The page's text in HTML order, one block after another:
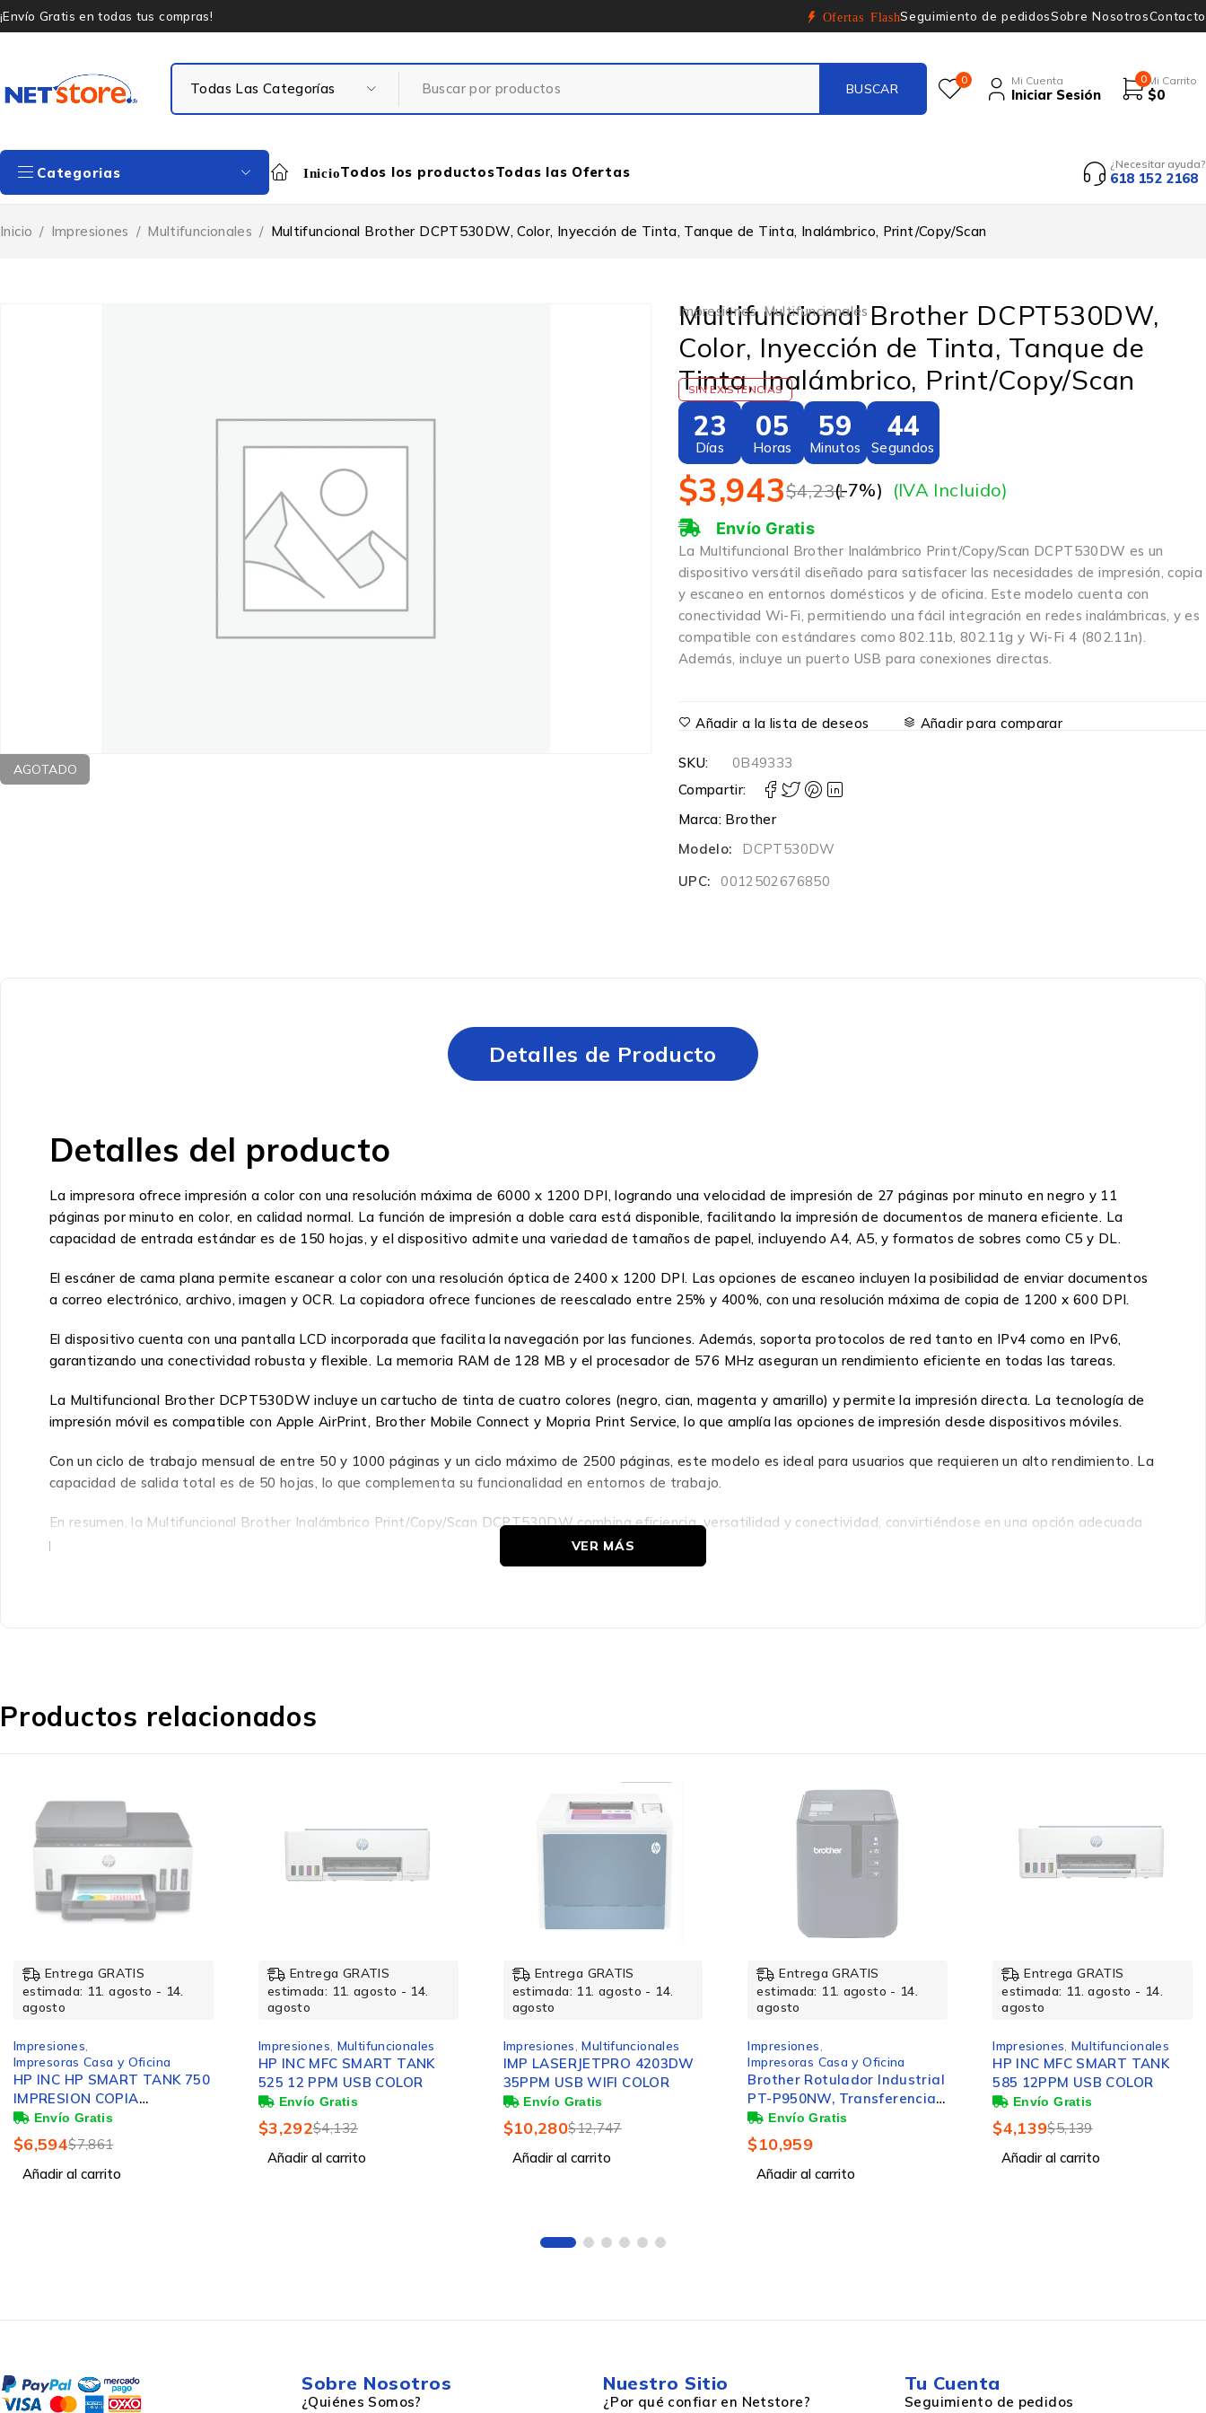
¡Envío Gratis en todas tus compras! Ofertas FlashSeguimiento de pedidosSobre NosotrosContacto
0 Mi Cuenta
Iniciar Sesión
0 Mi Carrito
$0
Categorias InicioTodos los productosTodas las Ofertas ¿Necesitar ayuda?
618 152 2168
Inicio / Impresiones / Multifuncionales / Multifuncional Brother DCPT530DW, Color, Inyección de Tinta, Tanque de Tinta, Inalámbrico, Print/Copy/Scan
AGOTADO
Impresiones, Multifuncionales
Multifuncional Brother DCPT530DW,
Color, Inyección de Tinta, Tanque de
Tinta, Inalámbrico, Print/Copy/Scan
SIN EXISTENCIAS
23
Días
05
Horas
59
Minutos
43
Segundos
$4,231
$3,943 (-7%) (IVA Incluido)
Envío Gratis
La Multifuncional Brother Inalámbrico Print/Copy/Scan DCPT530DW es un
dispositivo versátil diseñado para satisfacer las necesidades de impresión, copia
y escaneo en entornos domésticos y de oficina. Este modelo cuenta con
conectividad Wi-Fi, permitiendo una fácil integración en redes inalámbricas, y es
compatible con estándares como 802.11b, 802.11g y Wi-Fi 4 (802.11n).
Además, incluye un puerto USB para conexiones directas.
Añadir a la lista de deseos Añadir para comparar
SKU:
0B49333
Compartir:
Marca: Brother
Modelo:
DCPT530DW
UPC:
0012502676850
Detalles de Producto
Detalles del producto
La impresora ofrece impresión a color con una resolución máxima de 6000 x 1200 DPI, logrando una velocidad de impresión de 27 páginas por minuto en negro y 11
páginas por minuto en color, en calidad normal. La función de impresión a doble cara está disponible, facilitando la impresión de documentos de manera eficiente. La
capacidad de entrada estándar es de 150 hojas, y el dispositivo admite una variedad de tamaños de papel, incluyendo A4, A5, y formatos de sobres como C5 y DL.
El escáner de cama plana permite escanear a color con una resolución óptica de 2400 x 1200 DPI. Las opciones de escaneo incluyen la posibilidad de enviar documentos
a correo electrónico, archivo, imagen y OCR. La copiadora ofrece funciones de reescalado entre 25% y 400%, con una resolución máxima de copia de 1200 x 600 DPI.
El dispositivo cuenta con una pantalla LCD incorporada que facilita la navegación por las funciones. Además, soporta protocolos de red tanto en IPv4 como en IPv6,
garantizando una conectividad robusta y flexible. La memoria RAM de 128 MB y el procesador de 576 MHz aseguran un rendimiento eficiente en todas las tareas.
La Multifuncional Brother DCPT530DW incluye un cartucho de tinta de cuatro colores (negro, cian, magenta y amarillo) y permite la impresión directa. La tecnología de
impresión móvil es compatible con Apple AirPrint, Brother Mobile Connect y Mopria Print Service, lo que amplía las opciones de impresión desde dispositivos móviles.
Con un ciclo de trabajo mensual de entre 50 y 1000 páginas y un ciclo máximo de 2500 páginas, este modelo es ideal para usuarios que requieren un alto rendimiento. La
capacidad de salida total es de 50 hojas, lo que complementa su funcionalidad en entornos de trabajo.
En resumen, la Multifuncional Brother Inalámbrico Print/Copy/Scan DCPT530DW combina eficiencia, versatilidad y conectividad, convirtiéndose en una opción adecuada
para quienes buscan un dispositivo multifuncional de calidad.
Medios de almacenaje
Cantidad de puertos USB 2.0
VER MÁS
Productos relacionados
Entrega GRATIS
estimada: 11. agosto - 14.
agosto
Impresiones
Impresoras Casa y Oficina
HP INC HP SMART TANK 750
IMPRESION COPIA
ESCANEADO.HASTA 15 PPM
EN B/N
$7,861
$6,594
Añadir al carrito
Entrega GRATIS
estimada: 11. agosto - 14.
agosto
Impresiones Multifuncionales
HP INC MFC SMART TANK
525 12 PPM USB COLOR
$4,132
$3,292
Añadir al carrito
Entrega GRATIS
estimada: 11. agosto - 14.
agosto
Impresiones ,Multifuncionales
IMP LASERJETPRO 4203DW
35PPM USB WIFI COLOR
$12,747
$10,280
Añadir al carrito
Entrega GRATIS
estimada: 11. agosto - 14.
agosto
Impresiones
Impresoras Casa y Oficina
Brother Rotulador Industrial
PT-P950NW, Transferencia
Térmica, 360 x 360 DPI,
Bluetooth, Negro
$10,959
Añadir al carrito
Entrega GRATIS
estimada: 11. agosto - 14.
agosto
Impresiones ,Multifuncionales
HP INC MFC SMART TANK
585 12PPM USB COLOR
$5,139
$4,139
Añadir al carrito
Sobre Nosotros
¿Quiénes Somos?
Nuestro Sitio
¿Por qué confiar en Netstore?
Tu Cuenta
Seguimiento de pedidos